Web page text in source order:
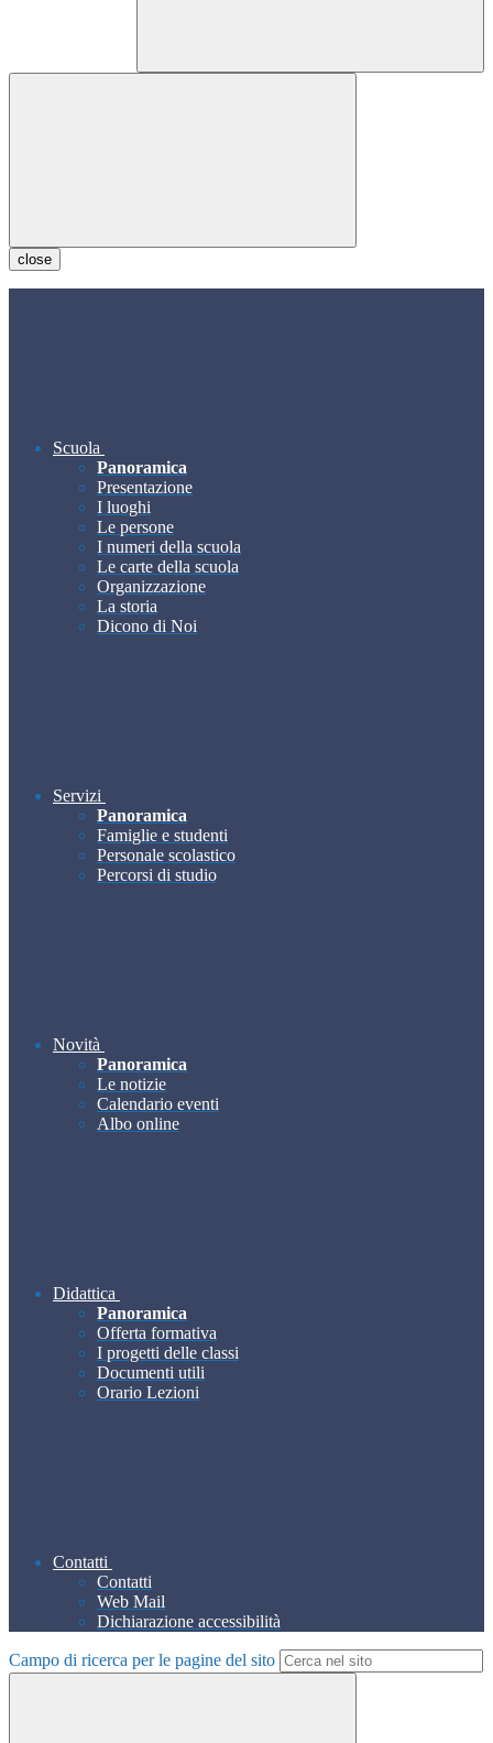
close
Scuola
Panoramica
Presentazione
I luoghi
Le persone
I numeri della scuola
Le carte della scuola
Organizzazione
La storia
Dicono di Noi
Servizi
Panoramica
Famiglie e studenti
Personale scolastico
Percorsi di studio
Novità
Panoramica
Le notizie
Calendario eventi
Albo online
Didattica
Panoramica
Offerta formativa
I progetti delle classi
Documenti utili
Orario Lezioni
Contatti
Contatti
Web Mail
Dichiarazione accessibilità
Campo di ricerca per le pagine del sito